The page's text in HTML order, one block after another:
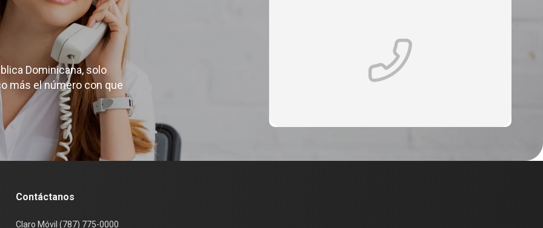
Frecuentes Claro Full
y Condiciones de Claro Full
Claro Full
de Pago
Dominicana, solo
más el número con que
Contáctanos
Claro Móvil (787) 775-0000